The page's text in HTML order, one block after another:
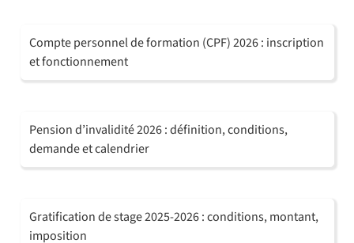
Compte personnel de formation (CPF) 2026 : inscription
et fonctionnement
Pension d’invalidité 2026 : définition, conditions,
demande et calendrier
Gratification de stage 2025-2026 : conditions, montant,
imposition